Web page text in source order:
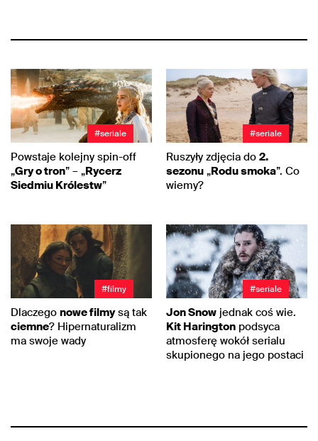
#seriale
Powstaje kolejny spin-off
„Gry o tron” – „Rycerz
Siedmiu Królestw”
#seriale
Ruszyły zdjęcia do 2.
sezonu „Rodu smoka”. Co
wiemy?
#filmy
Dlaczego nowe filmysą tak
ciemne? Hipernaturalizm
ma swoje wady
#seriale
Jon Snow jednak coś wie.
Kit Harington podsyca
atmosferę wokół serialu
skupionego na jego postaci